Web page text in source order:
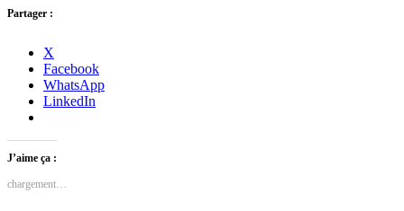
Partager :
X
Facebook
WhatsApp
LinkedIn
J’aime ça :
chargement…